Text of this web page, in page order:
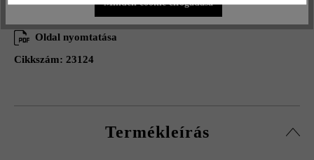
Hozzáadás a kívánságlistához
Oldal nyomtatása
Cikkszám: 23124
Termékleírás
Minden cookie elfogadása